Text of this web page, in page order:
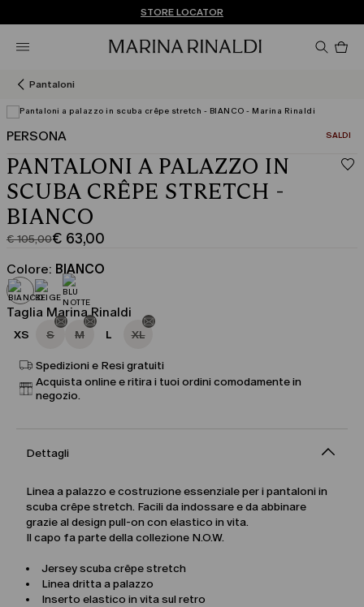
SPEDIZIONI E RESI GRATUITI
Non hai un MyAccount? REGISTRATI SUBITO
STORE LOCATOR
Pantaloni
Visualizza in 3D
PERSONA SALDI
PANTALONI A PALAZZO IN
SCUBA CRÊPE STRETCH -
BIANCO
€ 105,00
Prezzo
originale
€
105,00
€ 63,00
Prezzo
corrente
€
63,00
Colore: BIANCO
Taglia Marina Rinaldi
XS S M L XL
Spedizioni e Resi gratuiti
Acquista online e ritira i tuoi ordini comodamente in
negozio.
Dettagli
Linea a palazzo e costruzione essenziale per i pantaloni in
scuba crêpe stretch. Facili da indossare e da abbinare
grazie al design pull-on con elastico in vita.
Il capo fa parte della collezione N.O.W.
Jersey scuba crêpe stretch
Linea dritta a palazzo
Inserto elastico in vita sul retro